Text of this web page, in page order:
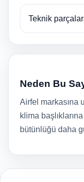
Teknik
Neden Bu
Airfel markasına
klima
bütünlüğü daha